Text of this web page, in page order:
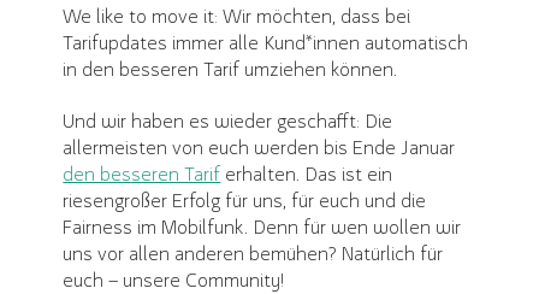
We like to move it: Wir möchten, dass bei
Tarifupdates immer alle Kund*innen automatisch
in den besseren Tarif umziehen können.
Und wir haben es wieder geschafft: Die
allermeisten von euch werden bis Ende Januar
den besseren Tarif erhalten. Das ist ein
riesengroßer Erfolg für uns, für euch und die
Fairness im Mobilfunk. Denn für wen wollen wir
uns vor allen anderen bemühen? Natürlich für
euch – unsere Community!